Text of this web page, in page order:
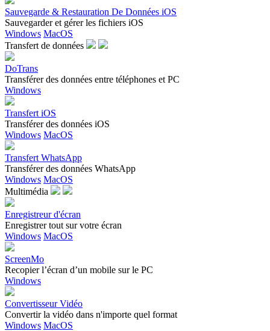
Sauvegarde & Restauration De Données iOS
Sauvegarder et gérer les fichiers iOS
Windows MacOS
Transfert de données
DoTrans
Transférer des données entre téléphones et PC
Windows
Transfert iOS
Transférer des données iOS
Windows MacOS
Transfert WhatsApp
Transférer des données WhatsApp
Windows MacOS
Multimédia
Enregistreur d'écran
Enregistrer tout sur votre écran
Windows MacOS
ScreenMo
Recopier l’écran d’un mobile sur le PC
Windows
Convertisseur Vidéo
Convertir la vidéo dans n'importe quel format
Windows MacOS